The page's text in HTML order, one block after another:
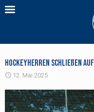
Hockeyherren schließen auf
12. Mai 2025